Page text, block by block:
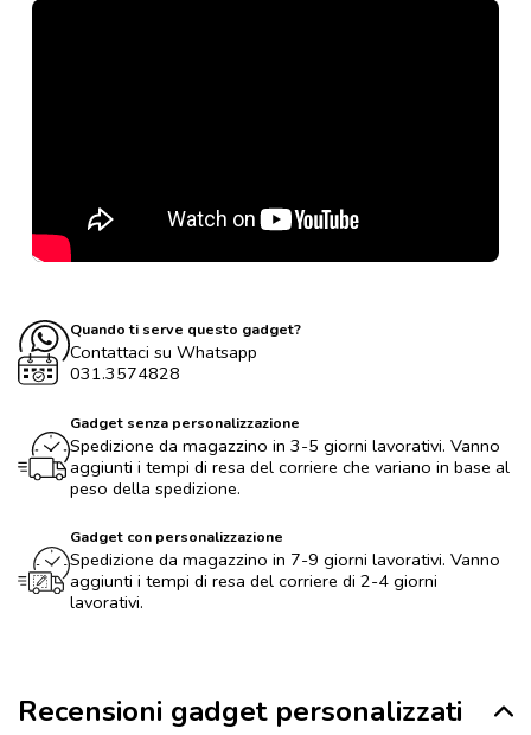
Quando ti serve questo gadget?
Contattaci su Whatsapp
031.3574828
Gadget senza personalizzazione
Spedizione da magazzino in 3-5 giorni lavorativi. Vanno
aggiunti i tempi di resa del corriere che variano in base al
peso della spedizione.
Gadget con personalizzazione
Spedizione da magazzino in 7-9 giorni lavorativi. Vanno
aggiunti i tempi di resa del corriere di 2-4 giorni
lavorativi.
Recensioni gadget personalizzati